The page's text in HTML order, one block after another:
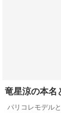
竜星涼の本名
パリコレモデル